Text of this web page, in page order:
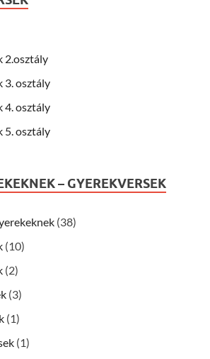
2.osztály
3. osztály
4. osztály
5. osztály
– GYEREKVERSEK
(38)
(10)
(2)
(3)
(1)
(1)